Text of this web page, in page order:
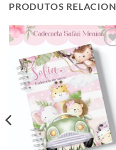
PRODUTOS
Adicionar
a lista de
desejos